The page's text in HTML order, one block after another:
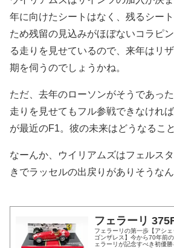
年に向けたシートはなく、残るシー
ため残留の見込みがほぼないコラピ
る走りを見せているので、来年はリ
期を伺うのでしょうかね。
ただ、去年のローソンがそうであっ
走りを見せてもフル参戦できなけれ
が最近のF1。彼の未来はどうなるこ
なーんか、ウイリアムズはフェルス
きでラッセルの出戻りがありそうな
フェラーリ
フェラーリの第一歩【アシ
ゴンザレス】今から70年前
ェラーリが記念すべき初優